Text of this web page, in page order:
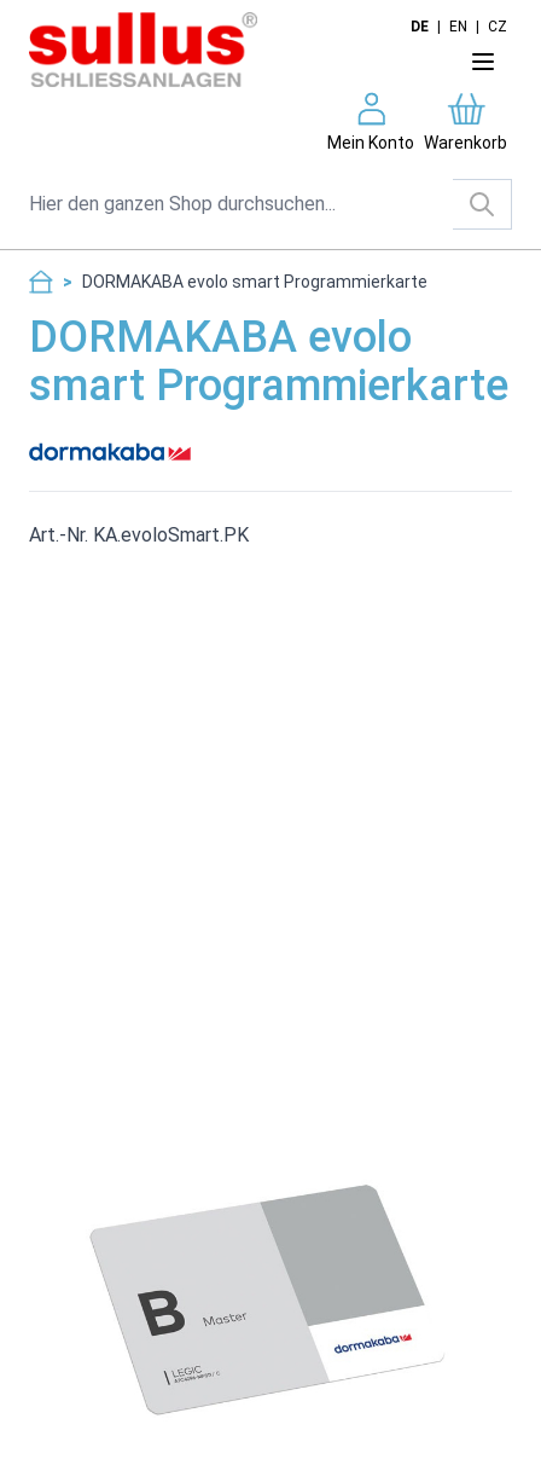
Direkt zum Inhalt
DE EN CZ
Mein Konto Warenkorb
Suche
> DORMAKABA evolo smart Programmierkarte
DORMAKABA evolo
smart Programmierkarte
Art.-Nr. KA.evoloSmart.PK
inkl. 19% MwSt. exkl.
+
Lieferzeit: 2 - 3 Wochen